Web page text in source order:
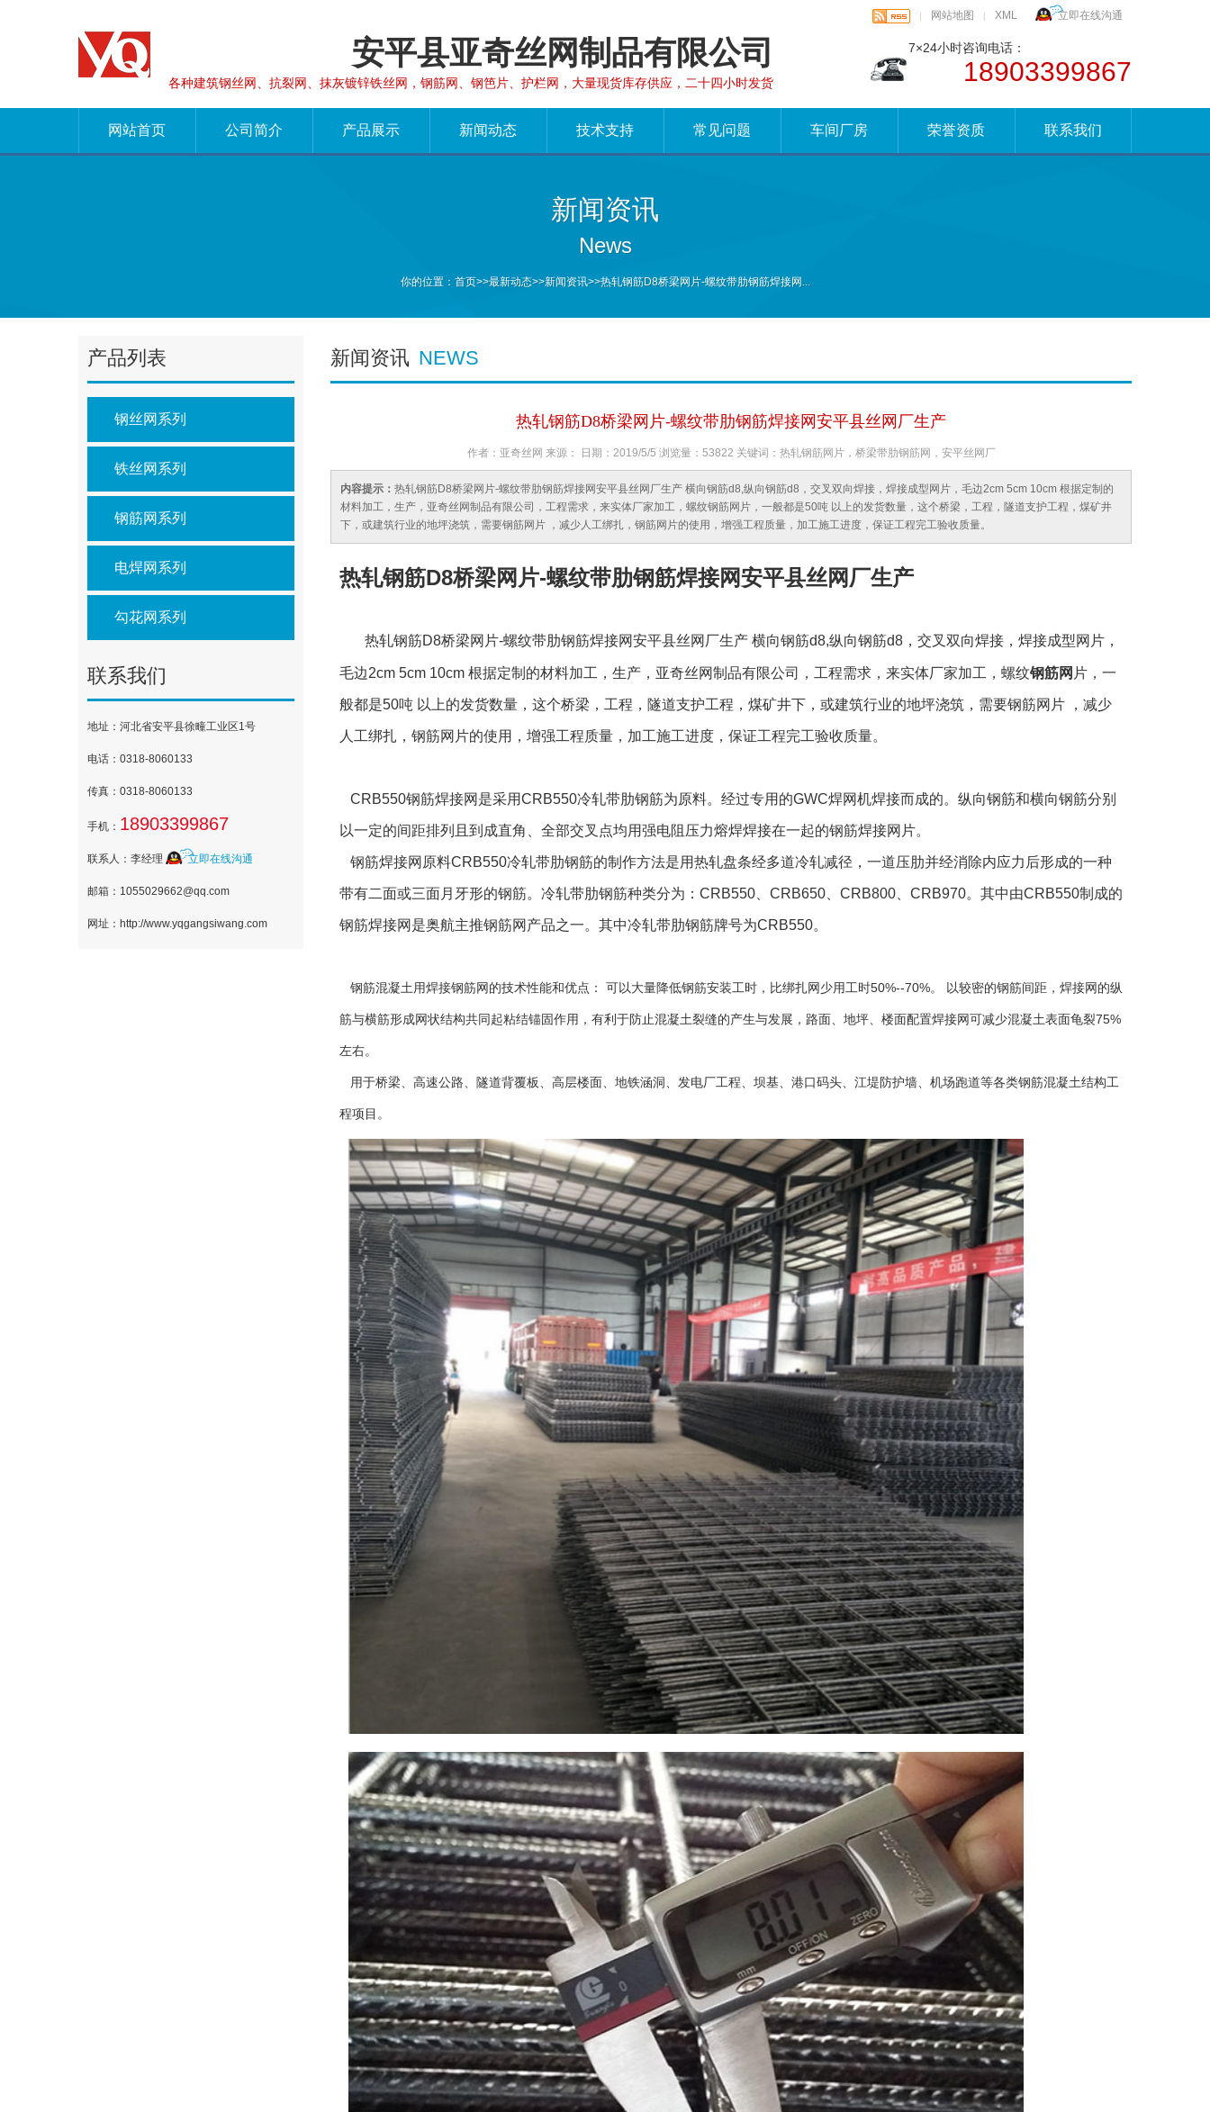
安平县亚奇丝网制品有限公司
各种建筑钢丝网、抗裂网、抹灰镀锌铁丝网，钢筋网、钢笆片、护栏网，大量现货库存供应，二十四小时发货
| 网站地图 | XML 立即在线沟通
7×24小时咨询电话：
18903399867
网站首页 公司简介 产品展示 新闻动态 技术支持 常见问题 车间厂房 荣誉资质 联系我们
新闻资讯
News
你的位置： 首页>>最新动态>>新闻资讯>>热轧钢筋D8桥梁网片-螺纹带肋钢筋焊接网...
产品列表
钢丝网系列
铁丝网系列
钢筋网系列
电焊网系列
勾花网系列
联系我们
地址：河北省安平县徐疃工业区1号
电话：0318-8060133
传真：0318-8060133
手机： 18903399867
联系人：李经理 立即在线沟通
邮箱：1055029662@qq.com
网址：http://www.yqgangsiwang.com
新闻资讯 NEWS
热轧钢筋D8桥梁网片-螺纹带肋钢筋焊接网安平县丝网厂生产
作者：亚奇丝网 来源： 日期：2019/5/5 浏览量：53822 关键词：热轧钢筋网片，桥梁带肋钢筋网，安平丝网厂
内容提示： 热轧钢筋D8桥梁网片-螺纹带肋钢筋焊接网安平县丝网厂生产 横向钢筋d8,纵向钢筋d8，交叉双向焊接，焊接成型网片，毛边2cm 5cm 10cm 根据定制的
材料加工，生产，亚奇丝网制品有限公司，工程需求，来实体厂家加工，螺纹钢筋网片，一般都是50吨 以上的发货数量，这个桥梁，工程，隧道支护工程，煤矿井
下，或建筑行业的地坪浇筑，需要钢筋网片 ，减少人工绑扎，钢筋网片的使用，增强工程质量，加工施工进度，保证工程完工验收质量。
热轧钢筋D8桥梁网片-螺纹带肋钢筋焊接网安平县丝网厂生产
热轧钢筋D8桥梁网片-螺纹带肋钢筋焊接网安平县丝网厂生产 横向钢筋d8,纵向钢筋d8，交叉双向焊接，焊接成型网片，
毛边2cm 5cm 10cm 根据定制的材料加工，生产，亚奇丝网制品有限公司，工程需求，来实体厂家加工，螺纹钢筋网 片，一
般都是50吨 以上的发货数量，这个桥梁，工程，隧道支护工程，煤矿井下，或建筑行业的地坪浇筑，需要钢筋网片 ，减少
人工绑扎，钢筋网片的使用，增强工程质量，加工施工进度，保证工程完工验收质量。
CRB550钢筋焊接网是采用CRB550冷轧带肋钢筋为原料。经过专用的GWC焊网机焊接而成的。纵向钢筋和横向钢筋分别
以一定的间距排列且到成直角、全部交叉点均用强电阻压力熔焊焊接在一起的钢筋焊接网片。
钢筋焊接网原料CRB550冷轧带肋钢筋的制作方法是用热轧盘条经多道冷轧减径，一道压肋并经消除内应力后形成的一种
带有二面或三面月牙形的钢筋。冷轧带肋钢筋种类分为：CRB550、CRB650、CRB800、CRB970。其中由CRB550制成的
钢筋焊接网是奥航主推钢筋网产品之一。其中冷轧带肋钢筋牌号为CRB550。
钢筋混凝土用焊接钢筋网的技术性能和优点： 可以大量降低钢筋安装工时，比绑扎网少用工时50%--70%。 以较密的钢筋间距，焊接网的纵
筋与横筋形成网状结构共同起粘结锚固作用，有利于防止混凝土裂缝的产生与发展，路面、地坪、楼面配置焊接网可减少混凝土表面龟裂75%
左右。
用于桥梁、高速公路、隧道背覆板、高层楼面、地铁涵洞、发电厂工程、坝基、港口码头、江堤防护墙、机场跑道等各类钢筋混凝土结构工
程项目。